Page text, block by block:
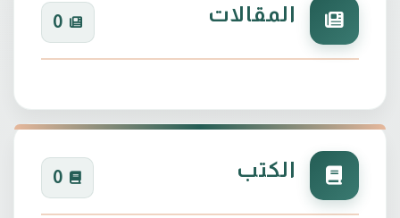
براءة اختراع : واحدة
مع مديرية بيئة محافظة بابل
عضو الجمعية الجيولوجية الهندسية والبيئة العالمية
المقالات 0
الكتب 0